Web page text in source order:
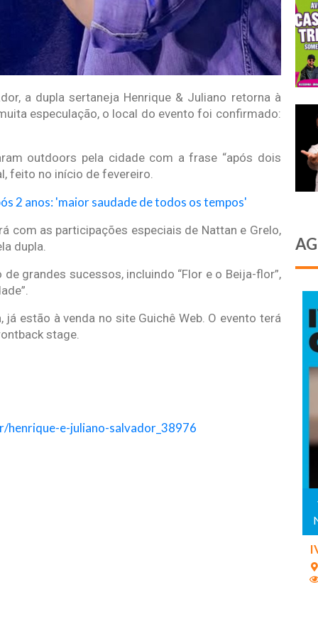
a dupla sertaneja Henrique & Juliano retorna à
especulação, o local do evento foi confirmado:
outdoors pela cidade com a frase “após dois
feito no início de fevereiro.
2 anos: 'maior saudade de todos os tempos'
com as participações especiais de Nattan e Grelo,
dupla.
grandes sucessos, incluindo “Flor e o Beija-flor”,
estão à venda no site Guichê Web. O evento terá
stage.
henrique-e-juliano-salvador_38976